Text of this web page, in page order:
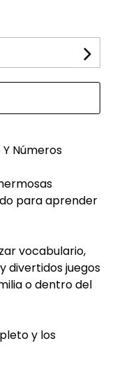
Números
para aprender
vocabulario,
divertidos juegos
o dentro del
y los